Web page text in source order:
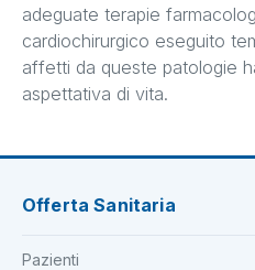
adeguate terapie
cardiochirurgico eseguito
affetti da queste patologie
aspettativa di vita.
Offerta Sanitaria
Pazienti